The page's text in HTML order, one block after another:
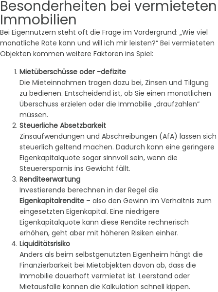
Besonderheiten bei vermieteten
Immobilien
Bei Eigennutzern steht oft die Frage im Vordergrund: „Wie viel
monatliche Rate kann und will ich mir leisten?“ Bei vermieteten
Objekten kommen weitere Faktoren ins Spiel:
Mietüberschüsse oder -defizite
Die Mieteinnahmen tragen dazu bei, Zinsen und Tilgung
zu bedienen. Entscheidend ist, ob Sie einen monatlichen
Überschuss erzielen oder die Immobilie „draufzahlen“
müssen.
Steuerliche Absetzbarkeit
Zinsaufwendungen und Abschreibungen (AfA) lassen sich
steuerlich geltend machen. Dadurch kann eine geringere
Eigenkapitalquote sogar sinnvoll sein, wenn die
Steuerersparnis ins Gewicht fällt.
Renditeerwartung
Investierende berechnen in der Regel die
Eigenkapitalrendite – also den Gewinn im Verhältnis zum
eingesetzten Eigenkapital. Eine niedrigere
Eigenkapitalquote kann diese Rendite rechnerisch
erhöhen, geht aber mit höheren Risiken einher.
Liquiditätsrisiko
Anders als beim selbstgenutzten Eigenheim hängt die
Finanzierbarkeit bei Mietobjekten davon ab, dass die
Immobilie dauerhaft vermietet ist. Leerstand oder
Mietausfälle können die Kalkulation schnell kippen.